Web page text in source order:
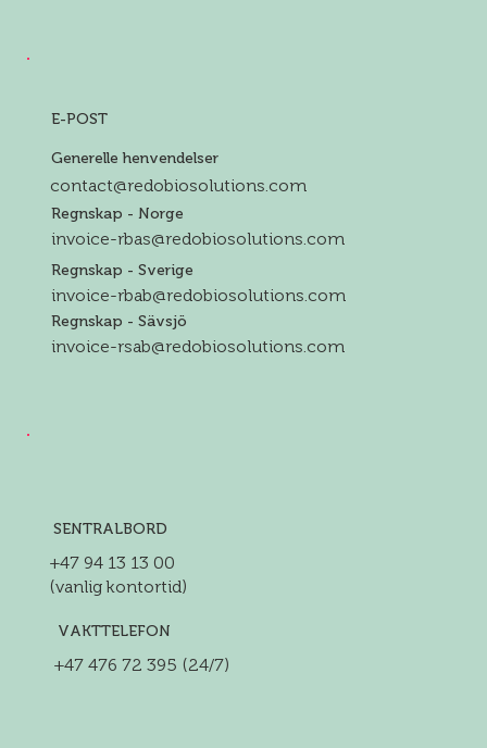
E-POST
Generelle henvendelser
contact@redobiosolutions.com
Regnskap - Norge
invoice-rbas@redobiosolutions.com
Regnskap - Sverige
invoice-rbab@redobiosolutions.com
Regnskap - Sävsjö
invoice-rsab@redobiosolutions.com
SENTRALBORD
+47 94 13 13 00
(vanlig kontortid)
VAKTTELEFON
+47 476 72 395 (24/7)